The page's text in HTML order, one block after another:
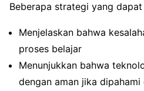
Beberapa strategi yang
Menjelaskan bahwa
proses belajar
Menunjukkan bahwa
dengan aman jika dipahami